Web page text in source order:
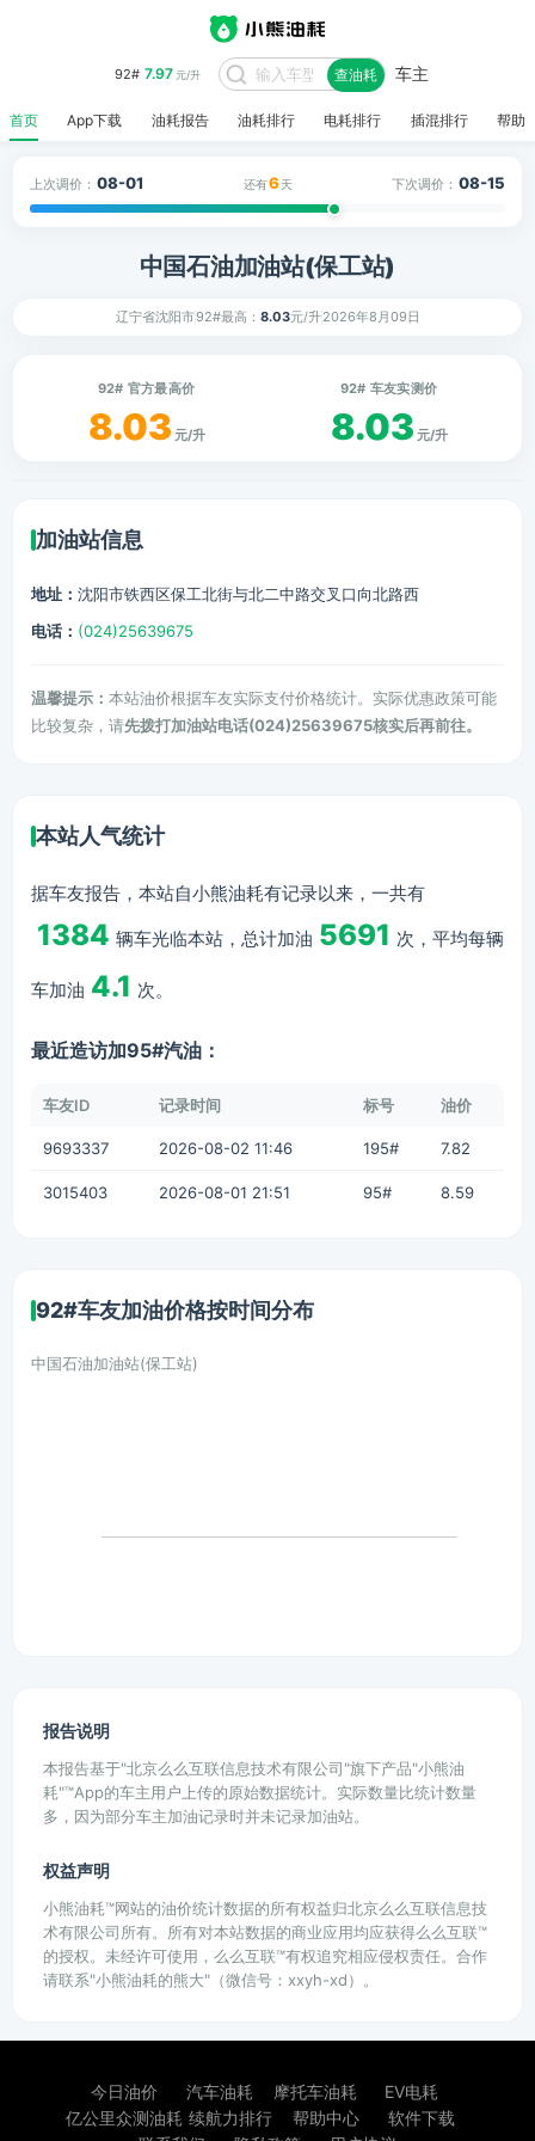
92# 7.97元/升 查油耗 车主
首页 App下载 油耗报告 油耗排行 电耗排行 插混排行 帮助
上次调价： 08-01 还有6 天 下次调价： 08-15
中国石油加油站(保工站)
辽宁省沈阳市92#最高： 8.03元/升2026年8月09日
92# 官方最高价
8.03 元/升
92# 车友实测价
8.03 元/升
加油站信息
地址： 沈阳市铁西区保工北街与北二中路交叉口向北路西
电话： (024)25639675
温馨提示： 本站油价根据车友实际支付价格统计。实际优惠政策可能
比较复杂，请先拨打加油站电话(024)25639675核实后再前往。
本站人气统计
据车友报告，本站自小熊油耗有记录以来，一共有
1384 辆车光临本站，总计加油 5691 次，平均每辆
车加油 4.1 次。
最近造访加95#汽油：
车友ID 记录时间 标号 油价
9693337 2026-08-02 11:46 195# 7.82
3015403 2026-08-01 21:51 95# 8.59
92#车友加油价格按时间分布
中国石油加油站(保工站)
报告说明
本报告基于"北京么么互联信息技术有限公司"旗下产品"小熊油
耗"™App的车主用户上传的原始数据统计。实际数量比统计数量
多，因为部分车主加油记录时并未记录加油站。
权益声明
小熊油耗™网站的油价统计数据的所有权益归北京么么互联信息技
术有限公司所有。所有对本站数据的商业应用均应获得么么互联™
的授权。未经许可使用，么么互联™有权追究相应侵权责任。合作
请联系"小熊油耗的熊大"（微信号：xxyh-xd）。
今日油价 汽车油耗 摩托车油耗
EV电耗
亿公里众测油耗 续航力排行 帮助中心
软件下载